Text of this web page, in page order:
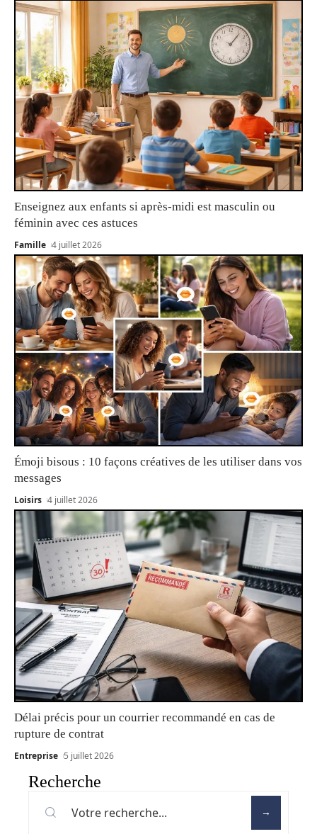
Enseignez aux enfants si après-midi est masculin ou
féminin avec ces astuces
Famille 4 juillet 2026
Émoji bisous : 10 façons créatives de les utiliser dans vos
messages
Loisirs 4 juillet 2026
Délai précis pour un courrier recommandé en cas de
rupture de contrat
Entreprise 5 juillet 2026
Recherche